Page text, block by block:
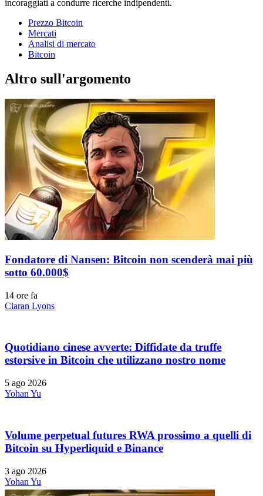
incoraggiati a condurre ricerche indipendenti.
Prezzo Bitcoin
Mercati
Analisi di mercato
Bitcoin
Altro sull'argomento
Fondatore di Nansen: Bitcoin non scenderà mai più
sotto 60.000$
14 ore fa
Ciaran Lyons
Quotidiano cinese avverte: Diffidate da truffe
estorsive in Bitcoin che utilizzano nostro nome
5 ago 2026
Yohan Yu
Volume perpetual futures RWA prossimo a quelli di
Bitcoin su Hyperliquid e Binance
3 ago 2026
Yohan Yu